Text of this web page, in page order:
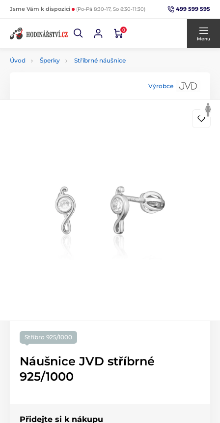
Jsme Vám k dispozici (Po-Pá 8:30-17, So 8:30-11:30) 499 599 595
0
Menu
Úvod Šperky Stříbrné náušnice
Výrobce
Stříbro 925/1000
Náušnice JVD stříbrné
925/1000
Přidejte si k nákupu